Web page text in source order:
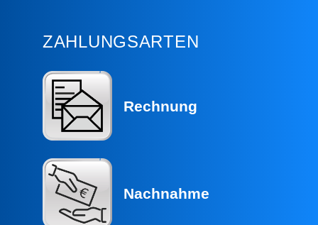
ZAHLUNGSARTEN
Rechnung
Nachnahme